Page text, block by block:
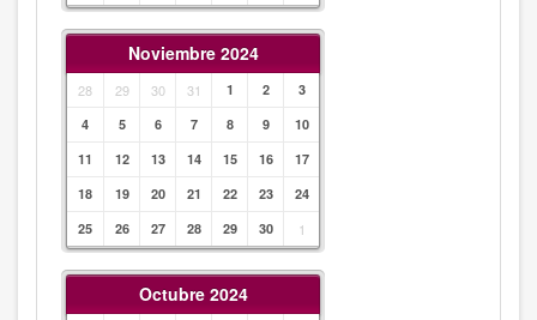
Noviembre 2024
28 29 30 31 1 2
3
4
5 6 7 8 9
10
11
12 13 14 15 16
17
18
19 20 21 22 23
24
25
26 27 28 29 30 1
Octubre 2024